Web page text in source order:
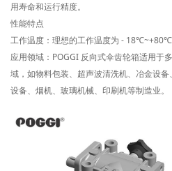
用寿命和运行精度。
性能特点
工作温度：理想的工作温度为 - 18℃~+80℃
应用领域：POGGI 反向式伞齿轮箱适用于
域，如物料包装、超声波清洗机、冶金设备
设备、烟机、玻璃机械、印刷机等制造业。